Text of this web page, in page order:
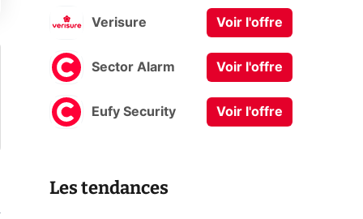
Verisure Voir l'offre
Sector Alarm Voir l'offre
Eufy Security Voir l'offre
Les tendances